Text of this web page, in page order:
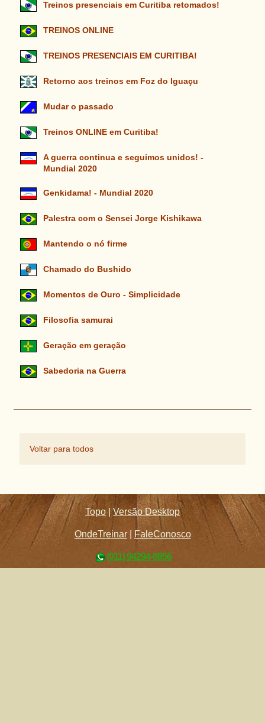
Treinos presenciais em Curitiba retomados!
TREINOS ONLINE
TREINOS PRESENCIAIS EM CURITIBA!
Retorno aos treinos em Foz do Iguaçu
Mudar o passado
Treinos ONLINE em Curitiba!
A guerra continua e seguimos unidos! -
Mundial 2020
Genkidama! - Mundial 2020
Palestra com o Sensei Jorge Kishikawa
Mantendo o nó firme
Chamado do Bushido
Momentos de Ouro - Simplicidade
Filosofia samurai
Geração em geração
Sabedoria na Guerra
Voltar para todos
Topo |Versão Desktop
OndeTreinar| FaleConosco
(011) 94294-8956